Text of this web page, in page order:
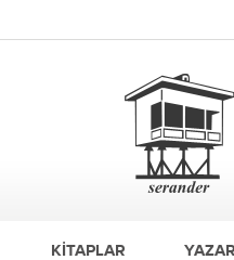
KİTAPLAR